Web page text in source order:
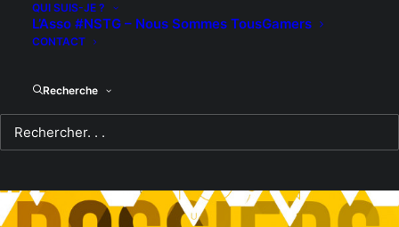
QUI SUIS-JE ?
L’Asso #NSTG – Nous Sommes TousGamers
CONTACT
Recherche